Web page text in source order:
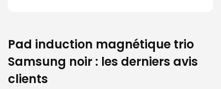
Pad induction magnétique trio
Samsung noir : les derniers avis
clients